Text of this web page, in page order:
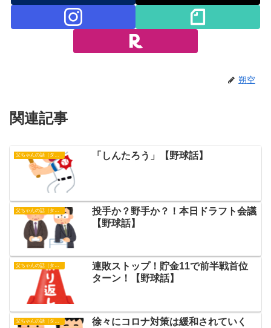
朔空
関連記事
父ちゃんの話（タイガース） 「しんたろう」【野球話】
投手か？野手か？！本日ドラフト会議
【野球話】
父ちゃんの話（タイガース）
連敗ストップ！貯金11で前半戦首位
ターン！【野球話】
父ちゃんの話（タイガース）
徐々にコロナ対策は緩和されていく